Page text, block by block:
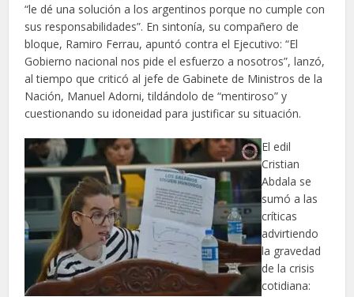
“le dé una solución a los argentinos porque no cumple con
sus responsabilidades”. En sintonía, su compañero de
bloque, Ramiro Ferrau, apuntó contra el Ejecutivo: “El
Gobierno nacional nos pide el esfuerzo a nosotros”, lanzó,
al tiempo que criticó al jefe de Gabinete de Ministros de la
Nación, Manuel Adorni, tildándolo de “mentiroso” y
cuestionando su idoneidad para justificar su situación.
El edil
Cristian
Abdala se
sumó a las
críticas
advirtiendo
la gravedad
de la crisis
cotidiana: